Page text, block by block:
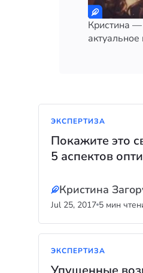
Кристина —
актуальное
ЭКСПЕРТИЗА
Покажите это
5 аспектов
Кристина
Jul 25, 2017 5 мин
ЭКСПЕРТИЗА